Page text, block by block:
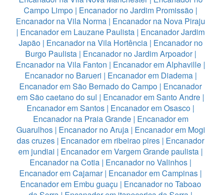
Campo Limpo | Encanador no Jardim Promissão |
Encanador na Vila Norma | Encanador na Nova Piraju
| Encanador em Lauzane Paulista | Encanador Jardim
Japão| Encanador na Vila Hortência| Encanador no
Burgo Paulista| Encanador no Jardim Arpoador|
Encanador na Vila Fanton | Encanador em Alphaville |
Encanador no Barueri | Encanador em Diadema|
Encanador em São Bernado do Campo | Encanador
em São caetano do sul | Encanador em Santo Andre |
Encanador em Santos | Encanador em Osasco |
Encanador na Praia Grande| Encanador em
Guarulhos| Encanador no Aruja| Encanador em Mogi
das cruzes | Encanador em ribeirao pires | Encanador
em jundiai | Encanador em Vargem Grande paulista |
Encanador na Cotia | Encanador no Valinhos |
Encanador em Cajamar| Encanador em Campinas |
Encanador em Embu guaçu | Encanador no Taboao